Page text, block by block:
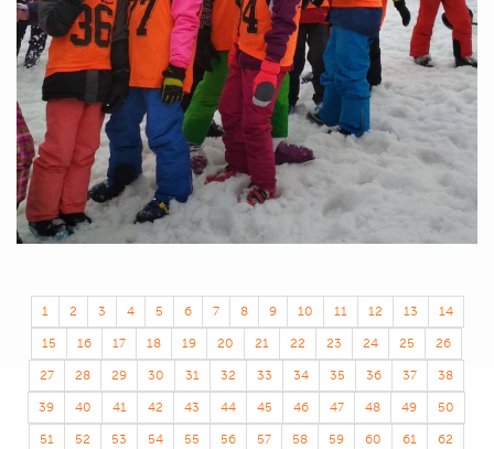
1 2 3 4 5 6 7 8 9 10 11 12 13 14
15 16 17 18 19 20 21 22 23 24 25 26
27 28 29 30 31 32 33 34 35 36 37 38
39 40 41 42 43 44 45 46 47 48 49 50
51 52 53 54 55 56 57 58 59 60 61 62